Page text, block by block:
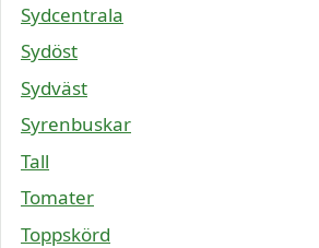
Sydcentrala
Sydöst
Sydväst
Syrenbuskar
Tall
Tomater
Toppskörd